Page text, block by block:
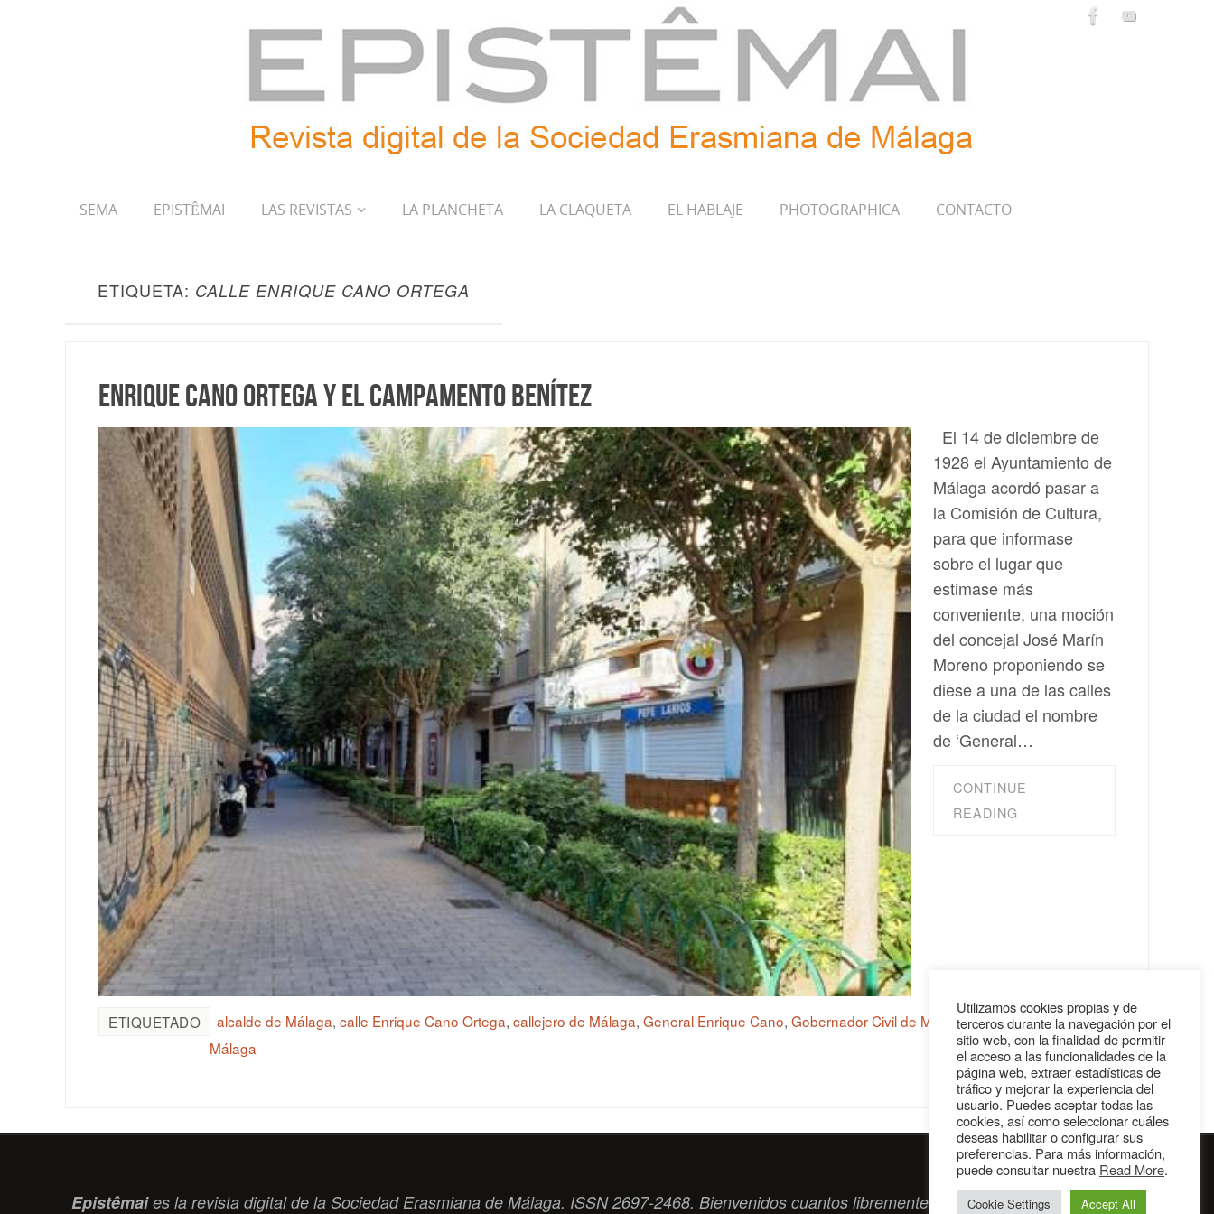
SEMA EPISTÊMAI LAS REVISTAS LA PLANCHETA LA CLAQUETA EL HABLAJE PHOTOGRAPHICA CONTACTO
ETIQUETA: CALLE ENRIQUE CANO ORTEGA
Enrique Cano Ortega y el Campamento Benítez
El 14 de diciembre de
1928 el Ayuntamiento de
Málaga acordó pasar a
la Comisión de Cultura,
para que informase
sobre el lugar que
estimase más
conveniente, una moción
del concejal José Marín
Moreno proponiendo se
diese a una de las calles
de la ciudad el nombre
de ‘General…
CONTINUE
READING
ETIQUETADO alcalde de Málaga, calle Enrique Cano Ortega, callejero de Málaga, General Enrique Cano, Gobernador Civil de Málaga,Gobernador Militar de
Málaga
Epistêmaies la revista digital de la Sociedad Erasmiana de Málaga. ISSN 2697-2468. Bienvenidos cuantos libremente tengan algo que intercambiar
Utilizamos cookies propias y de
terceros durante la navegación por el
sitio web, con la finalidad de permitir
el acceso a las funcionalidades de la
página web, extraer estadísticas de
tráfico y mejorar la experiencia del
usuario. Puedes aceptar todas las
cookies, así como seleccionar cuáles
deseas habilitar o configurar sus
preferencias. Para más información,
puede consultar nuestra Read More.
Cookie Settings Accept All